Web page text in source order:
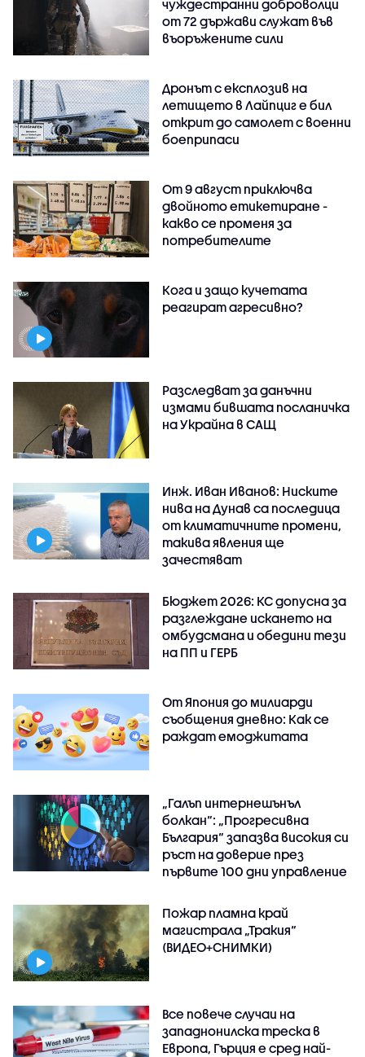
чуждестранни доброволци
от 72 държави служат във
въоръжените сили
Дронът с експлозив на
летището в Лайпциг е бил
открит до самолет с военни
боеприпаси
От 9 август приключва
двойното етикетиране -
какво се променя за
потребителите
Кога и защо кучетата
реагират агресивно?
Разследват за данъчни
измами бившата посланичка
на Украйна в САЩ
Инж. Иван Иванов: Ниските
нива на Дунав са последица
от климатичните промени,
такива явления ще
зачестяват
Бюджет 2026: КС допусна за
разглеждане искането на
омбудсмана и обедини тези
на ПП и ГЕРБ
От Япония до милиарди
съобщения дневно: Как се
раждат емоджитата
„Галъп интернешънъл
болкан“: „Прогресивна
България“ запазва високия си
ръст на доверие през
първите 100 дни управление
Пожар пламна край
магистрала „Тракия“
(ВИДЕО+СНИМКИ)
Все повече случаи на
западнонилска треска в
Европа, Гърция е сред най-